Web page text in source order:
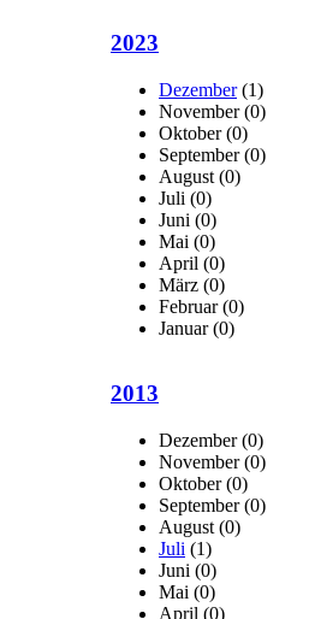
2023
Dezember (1)
November(0)
Oktober(0)
September(0)
August (0)
Juli (0)
Juni (0)
Mai (0)
April (0)
März (0)
Februar(0)
Januar(0)
2013
Dezember(0)
November(0)
Oktober(0)
September(0)
August (0)
Juli (1)
Juni (0)
Mai (0)
April (0)